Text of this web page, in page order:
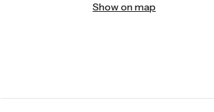
Show on map